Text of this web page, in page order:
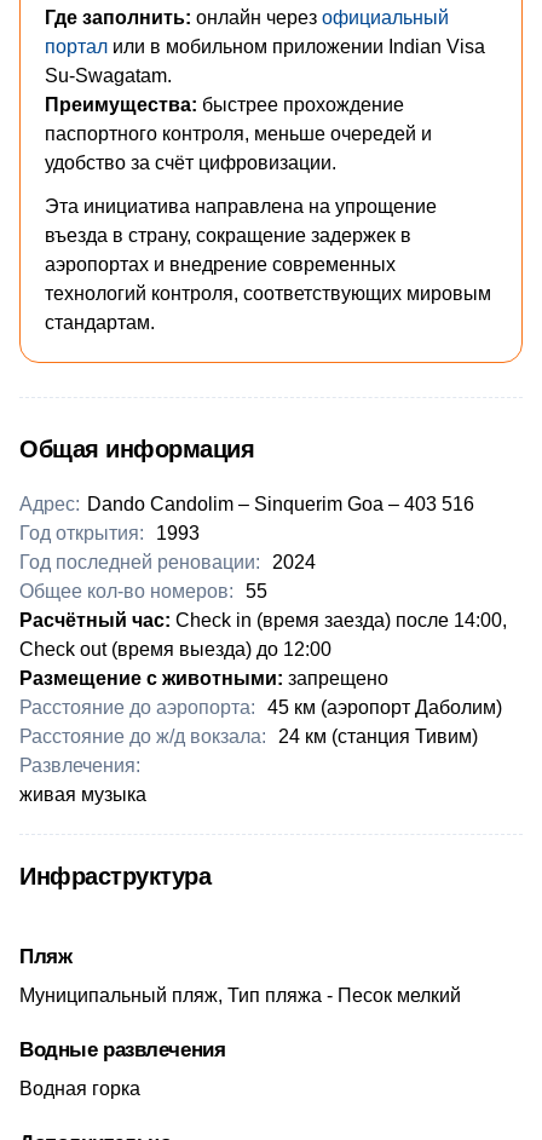
Где заполнить: онлайн через официальный
портал или в мобильном приложении Indian Visa
Su-Swagatam.
Преимущества: быстрее прохождение
паспортного контроля, меньше очередей и
удобство за счёт цифровизации.
Эта инициатива направлена на упрощение
въезда в страну, сокращение задержек в
аэропортах и внедрение современных
технологий контроля, соответствующих мировым
стандартам.
Общая информация
Адрес: Dando Candolim – Sinquerim Goa – 403 516
Год открытия:
1993
Год последней реновации:
2024
Общее кол-во номеров:
55
Расчётный час: Check in (время заезда) после 14:00,
Check out (время выезда) до 12:00
Размещение с животными: запрещено
Расстояние до аэропорта:
45 км (аэропорт Даболим)
Расстояние до ж/д вокзала:
​24 км (станция Тивим)
Развлечения:
живая музыка​
Инфраструктура
Пляж
Муниципальный пляж, Тип пляжа - Песок мелкий
Водные развлечения
Водная горка